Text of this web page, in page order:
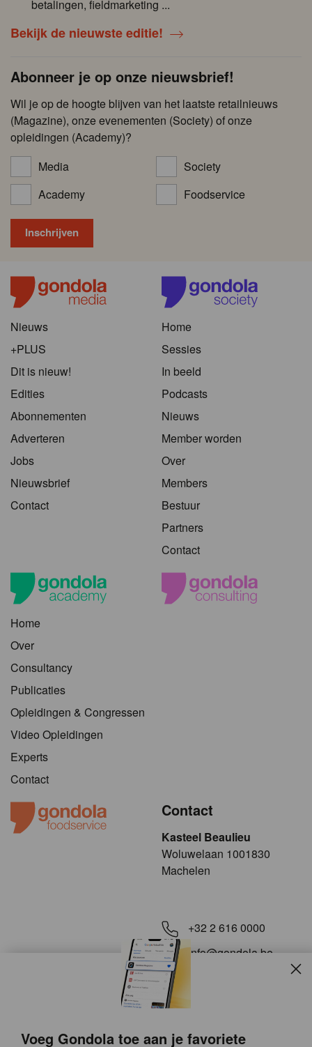
Voeg Gondola toe aan je favoriete
betalingen, fieldmarketing ...
Bekijk de nieuwste editie!
Abonneer je op onze nieuwsbrief!
Wil je op de hoogte blijven van het laatste retailnieuws
(Magazine), onze evenementen (Society) of onze
opleidingen (Academy)?
Media
Society
Academy
Foodservice
Nieuws
+PLUS
Dit is nieuw!
Edities
Abonnementen
Adverteren
Jobs
Nieuwsbrief
Contact
Home
Sessies
In beeld
Podcasts
Nieuws
Member worden
Over
Members
Bestuur
Partners
Contact
Home
Over
Consultancy
Publicaties
Opleidingen & Congressen
Video Opleidingen
Experts
Contact
Contact
Kasteel Beaulieu
​​​Woluwelaan 1001830
Machelen
+32 2 616 0000
info@gondola.be
Volg ons op